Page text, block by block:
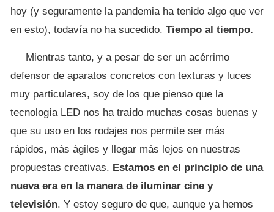
hoy (y seguramente la pandemia ha tenido algo que ver
en esto), todavía no ha sucedido. Tiempo al tiempo.
Mientras tanto, y a pesar de ser un acérrimo
defensor de aparatos concretos con texturas y luces
muy particulares, soy de los que pienso que la
tecnología LED nos ha traído muchas cosas buenas y
que su uso en los rodajes nos permite ser más
rápidos, más ágiles y llegar más lejos en nuestras
propuestas creativas. Estamos en el principio de una
nueva era en la manera de iluminar cine y
televisión. Y estoy seguro de que, aunque ya hemos